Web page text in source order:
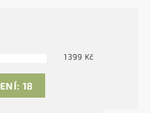
1399 Kč
18